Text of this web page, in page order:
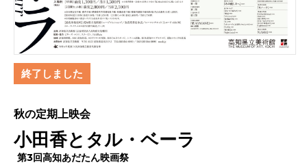
終了しました
秋の定期上映会
小田香とタル・ベーラ
第3回高知あだたん映画祭